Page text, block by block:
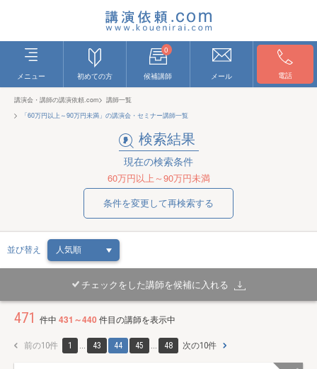
メニュー 初めての方
0
候補講師 メール 電話
講演会・講師の講演依頼.com
講師一覧
「60万円以上～90万円未満」の講演会・セミナー講師一覧
検索結果
現在の検索条件
60万円以上～90万円未満
条件を変更して再検索する
並び替え
チェックをした講師を候補に入れる
471 件中 431～440件目の講師を表示中
前の10件 1 ... 43 44 45 ... 48 次の10件